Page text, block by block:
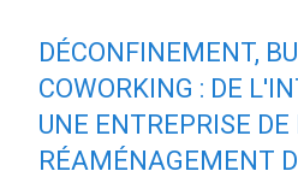
DÉCONFINEMENT,
COWORKING : DE
UNE ENTREPRISE DE
RÉAMÉNAGEMENT